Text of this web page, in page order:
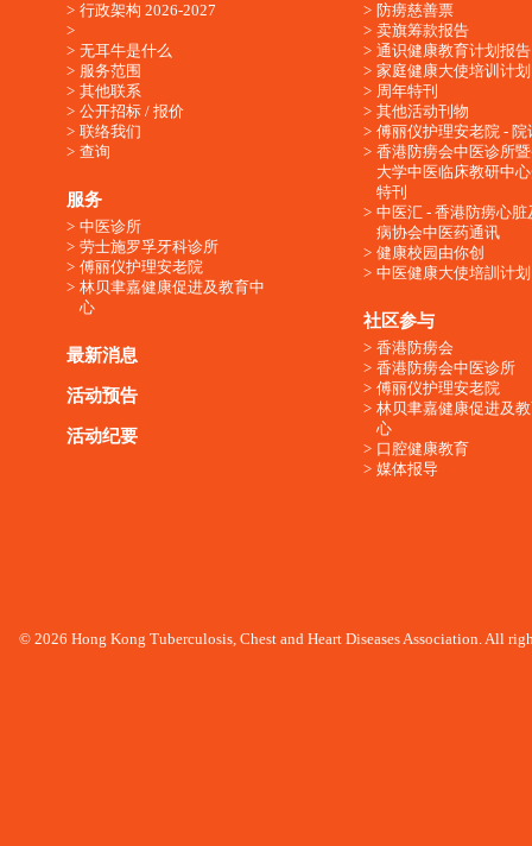
行政架构 2026-2027
无耳牛是什么
服务范围
其他联系
公开招标 / 报价
联络我们
查询
服务
中医诊所
劳士施罗孚牙科诊所
傅丽仪护理安老院
林贝聿嘉健康促进及教育中
心
最新消息
活动预告
活动纪要
防痨慈善票
卖旗筹款报告
通识健康教育计划报告
家庭健康大使培训计划
周年特刊
其他活动刊物
傅丽仪护理安老院 - 院
香港防痨会中医诊所
大学中医临床教研中
特刊
中医汇 - 香港防痨心脏
病协会中医药通讯
健康校园由你创
中医健康大使培訓计划
社区参与
香港防痨会
香港防痨会中医诊所
傅丽仪护理安老院
林贝聿嘉健康促进及
心
口腔健康教育
媒体报导
© 2026 Hong Kong Tuberculosis, Chest and Heart Diseases Association. All